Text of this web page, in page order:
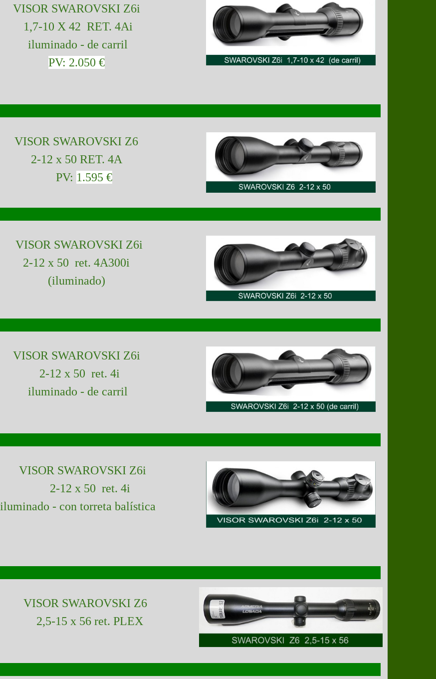
VISOR SWAROVSKI Z6i
1,7-10 X 42 RET. 4Ai
iluminado - de carril
PV: 2.050 €
VISOR SWAROVSKI Z6
2-12 x 50 RET. 4A
PV: 1.595 €
VISOR SWAROVSKI Z6i
2-12 x 50 ret. 4A300i
(iluminado)
VISOR SWAROVSKI Z6i
2-12 x 50 ret. 4i
iluminado - de carril
VISOR SWAROVSKI Z6i
2-12 x 50 ret. 4i
iluminado - con torreta balística
VISOR SWAROVSKI Z6
2,5-15 x 56 ret. PLEX